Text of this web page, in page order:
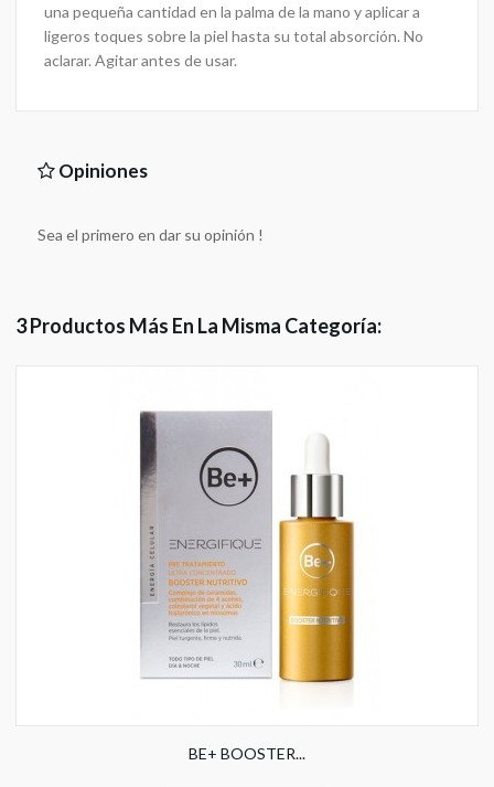
una pequeña cantidad en la palma de la mano y aplicar a
ligeros toques sobre la piel hasta su total absorción. No
aclarar. Agitar antes de usar.
Opiniones
Sea el primero en dar su opinión !
3 Productos Más En La Misma Categoría:
BE+ BOOSTER...